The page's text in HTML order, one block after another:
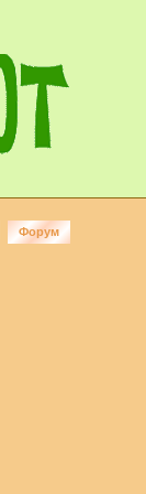
Форум